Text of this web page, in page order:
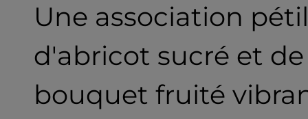
Une association
d'abricot sucré et
bouquet fruité